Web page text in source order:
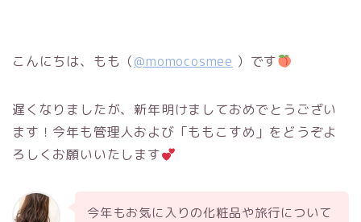
こんにちは、もも（@momocosmee ）です
遅くなりましたが、新年明けましておめでとうござい
ます！今年も管理人および「ももこすめ」をどうぞよ
ろしくお願いいたします
今年もお気に入りの化粧品や旅行について